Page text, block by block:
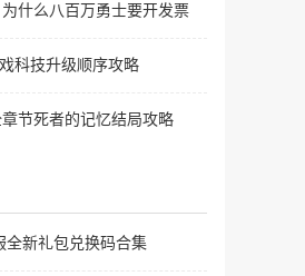
什么八百万勇士要开发票
科技升级顺序攻略
节死者的记忆结局攻略
全新礼包兑换码合集